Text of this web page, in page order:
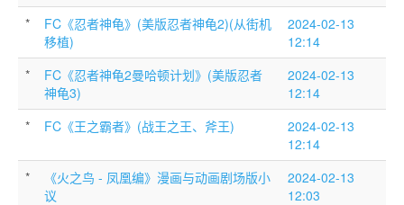
*
FC《忍者神龟》(美版忍者神龟2)(从街机
移植)
2024-02-13
12:14
*
FC《忍者神龟2曼哈顿计划》(美版忍者
神龟3)
2024-02-13
12:14
*
FC《王之霸者》(战王之王、斧王)
2024-02-13
12:14
*
《火之鸟 - 凤凰编》漫画与动画剧场版小
议
2024-02-13
12:03